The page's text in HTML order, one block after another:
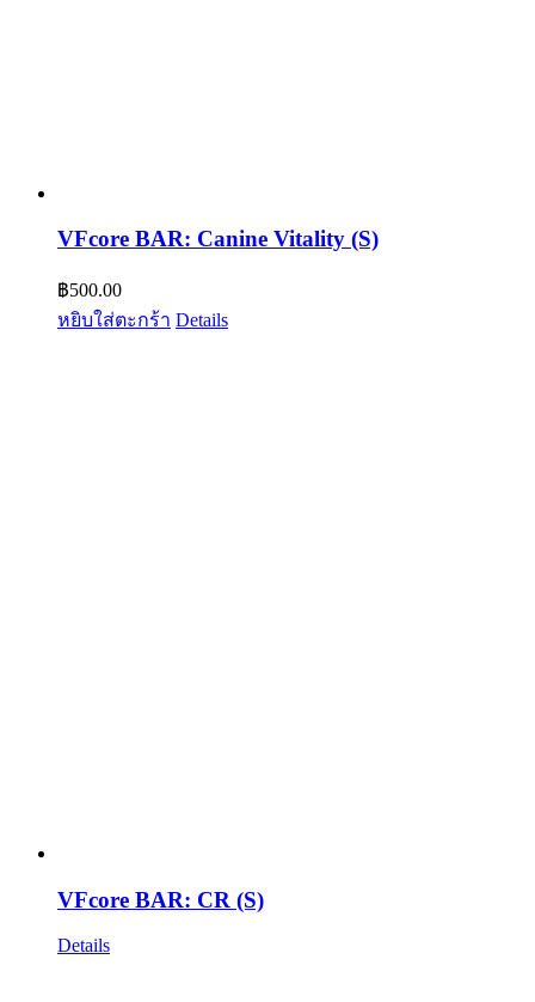
VFcore BAR: Canine Vitality (S)
฿500.00
หยิบใส่ตะกร้า Details
VFcore BAR: CR (S)
Details